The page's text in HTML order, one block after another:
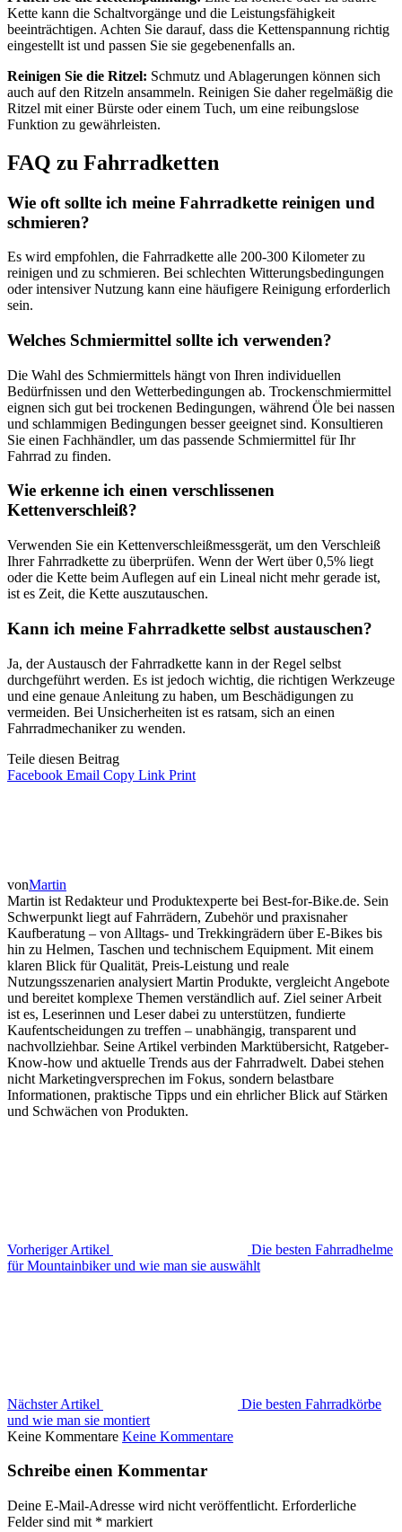
Kette kann die Schaltvorgänge und die Leistungsfähigkeit
beeinträchtigen. Achten Sie darauf, dass die Kettenspannung richtig
eingestellt ist und passen Sie sie gegebenenfalls an.
Reinigen Sie die Ritzel: Schmutz und Ablagerungen können sich
auch auf den Ritzeln ansammeln. Reinigen Sie daher regelmäßig die
Ritzel mit einer Bürste oder einem Tuch, um eine reibungslose
Funktion zu gewährleisten.
FAQ zu Fahrradketten
Wie oft sollte ich meine Fahrradkette reinigen und
schmieren?
Es wird empfohlen, die Fahrradkette alle 200-300 Kilometer zu
reinigen und zu schmieren. Bei schlechten Witterungsbedingungen
oder intensiver Nutzung kann eine häufigere Reinigung erforderlich
sein.
Welches Schmiermittel sollte ich verwenden?
Die Wahl des Schmiermittels hängt von Ihren individuellen
Bedürfnissen und den Wetterbedingungen ab. Trockenschmiermittel
eignen sich gut bei trockenen Bedingungen, während Öle bei nassen
und schlammigen Bedingungen besser geeignet sind. Konsultieren
Sie einen Fachhändler, um das passende Schmiermittel für Ihr
Fahrrad zu finden.
Wie erkenne ich einen verschlissenen
Kettenverschleiß?
Verwenden Sie ein Kettenverschleißmessgerät, um den Verschleiß
Ihrer Fahrradkette zu überprüfen. Wenn der Wert über 0,5% liegt
oder die Kette beim Auflegen auf ein Lineal nicht mehr gerade ist,
ist es Zeit, die Kette auszutauschen.
Kann ich meine Fahrradkette selbst austauschen?
Ja, der Austausch der Fahrradkette kann in der Regel selbst
durchgeführt werden. Es ist jedoch wichtig, die richtigen Werkzeuge
und eine genaue Anleitung zu haben, um Beschädigungen zu
vermeiden. Bei Unsicherheiten ist es ratsam, sich an einen
Fahrradmechaniker zu wenden.
Teile diesen Beitrag
Facebook Email Copy Link Print
vonMartin
Martin ist Redakteur und Produktexperte bei Best-for-Bike.de. Sein
Schwerpunkt liegt auf Fahrrädern, Zubehör und praxisnaher
Kaufberatung – von Alltags- und Trekkingrädern über E-Bikes bis
hin zu Helmen, Taschen und technischem Equipment. Mit einem
klaren Blick für Qualität, Preis-Leistung und reale
Nutzungsszenarien analysiert Martin Produkte, vergleicht Angebote
und bereitet komplexe Themen verständlich auf. Ziel seiner Arbeit
ist es, Leserinnen und Leser dabei zu unterstützen, fundierte
Kaufentscheidungen zu treffen – unabhängig, transparent und
nachvollziehbar. Seine Artikel verbinden Marktübersicht, Ratgeber-
Know-how und aktuelle Trends aus der Fahrradwelt. Dabei stehen
nicht Marketingversprechen im Fokus, sondern belastbare
Informationen, praktische Tipps und ein ehrlicher Blick auf Stärken
und Schwächen von Produkten.
Vorheriger Artikel
Die besten Fahrradhelme
für Mountainbiker und wie man sie auswählt
Nächster Artikel
Die besten Fahrradkörbe
und wie man sie montiert
Keine Kommentare Keine Kommentare
Schreibe einen Kommentar
Deine E-Mail-Adresse wird nicht veröffentlicht. Erforderliche
Felder sind mit * markiert